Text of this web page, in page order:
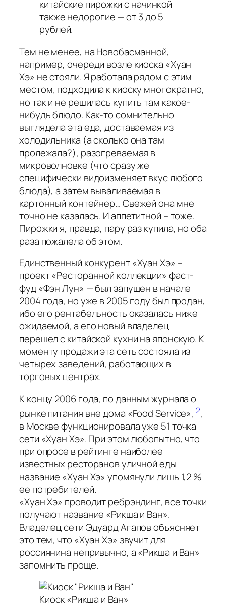
китайские пирожки с начинкой
также недорогие — от 3 до 5
рублей.
Тем не менее, на Новобасманной,
например, очереди возле киоска «Хуан
Хэ» не стояли. Я работала рядом с этим
местом, подходила к киоску многократно,
но так и не решилась купить там какое-
нибудь блюдо. Как-то сомнительно
выглядела эта еда, доставаемая из
холодильника (а сколько она там
пролежала?), разогреваемая в
микроволновке (что сразу же
специфически видоизменяет вкус любого
блюда), а затем вываливаемая в
картонный контейнер… Свежей она мне
точно не казалась. И аппетитной – тоже.
Пирожки я, правда, пару раз купила, но оба
раза пожалела об этом.
Единственный конкурент «Хуан Хэ» –
проект «Ресторанной коллекции» фаст-
фуд «Фэн Лун» — был запущен в начале
2004 года, но уже в 2005 году был продан,
ибо его рентабельность оказалась ниже
ожидаемой, а его новый владелец
перешел с китайской кухни на японскую. К
моменту продажи эта сеть состояла из
четырех заведений, работающих в
торговых центрах.
К концу 2006 года, по данным журнала о
рынке питания вне дома «Food Service»,2,
в Москве функционировала уже 51 точка
сети «Хуан Хэ». При этом любопытно, что
при опросе в рейтинге наиболее
известных ресторанов уличной еды
название «Хуан Хэ» упомянули лишь 1,2 %
ее потребителей.
«Хуан Хэ» проводит ребрэндинг, все точки
получают название «Рикша и Ван».
Владелец сети Эдуард Агапов объясняет
это тем, что «Хуан Хэ» звучит для
россиянина непривычно, а «Рикша и Ван»
запомнить проще.
Киоск «Рикша и Ван»